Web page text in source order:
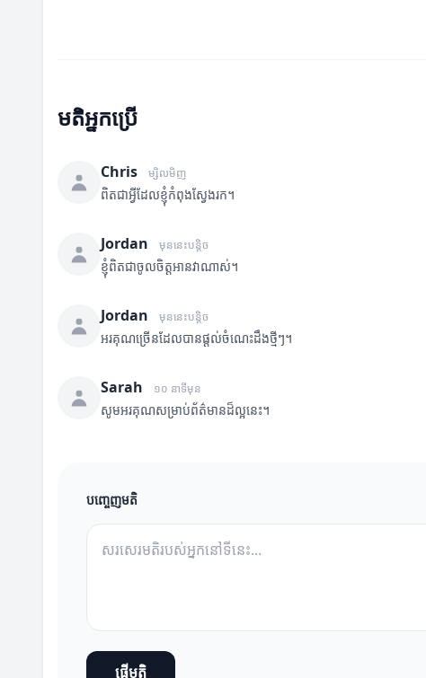
មតិអ្នកប្រើ
Chris ម្សិលមិញ
ពិតជាអ្វីដែលខ្ញុំកំពុងស្វែងរក។
Jordan មុននេះបន្តិច
ខ្ញុំពិតជាចូលចិត្តអានវាណាស់។
Jordan មុននេះបន្តិច
អរគុណច្រើនដែលបានផ្តល់ចំណេះដឹងថ្មីៗ។
Sarah ១០ នាទីមុន
សូមអរគុណសម្រាប់ព័ត៌មានដ៏ល្អនេះ។
បញ្ចេញមតិ
ផ្ញើមតិ